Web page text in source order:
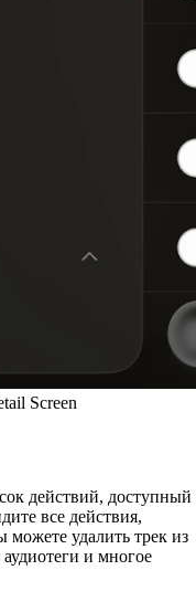
Screen
действий, доступный
все действия,
можете удалить трек из
аудиотеги и многое